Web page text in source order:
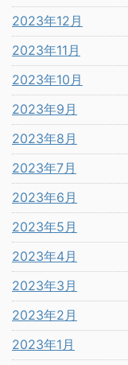
2023年12月
2023年11月
2023年10月
2023年9月
2023年8月
2023年7月
2023年6月
2023年5月
2023年4月
2023年3月
2023年2月
2023年1月